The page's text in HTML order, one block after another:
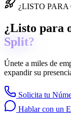
¿LISTO
¿Listo para
Split?
Únete a miles de
expandir su
Solicita tu
Hablar con un